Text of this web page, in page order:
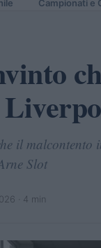
Campionati e
il
Slot
· 4 min